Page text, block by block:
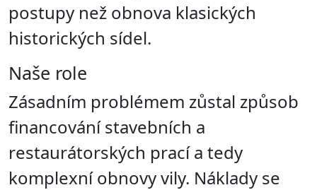
postupy než obnova klasických
historických sídel.
Naše role
Zásadním problémem zůstal způsob
financování stavebních a
restaurátorských prací a tedy
komplexní obnovy vily. Náklady se